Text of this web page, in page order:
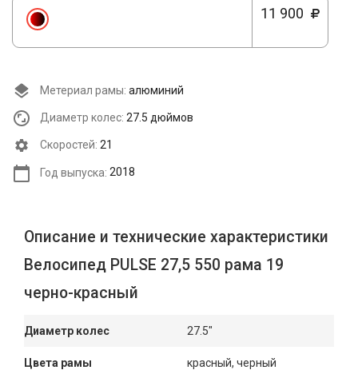
11 900
Метериал рамы: алюминий
Диаметр колес: 27.5 дюймов
Cкоростей: 21
Год выпуска: 2018
Описание и технические характеристики
Велосипед PULSE 27,5 550 рама 19
черно-красный
Диаметр колес 27.5"
Цвета рамы красный, черный